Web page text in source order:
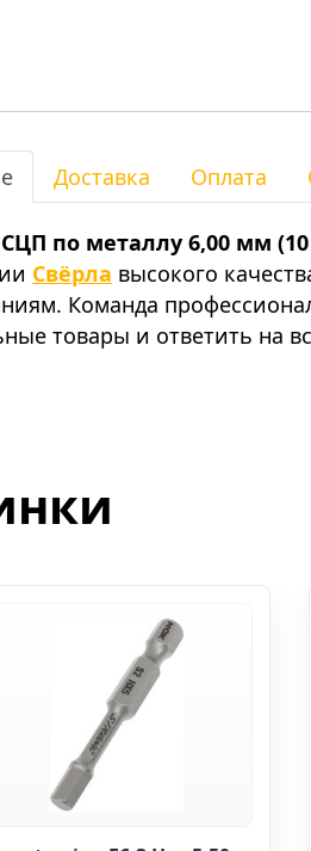
Доставка Оплата
по металлу 6,00 мм
Свёрла высокого
Команда
товары и ответить на